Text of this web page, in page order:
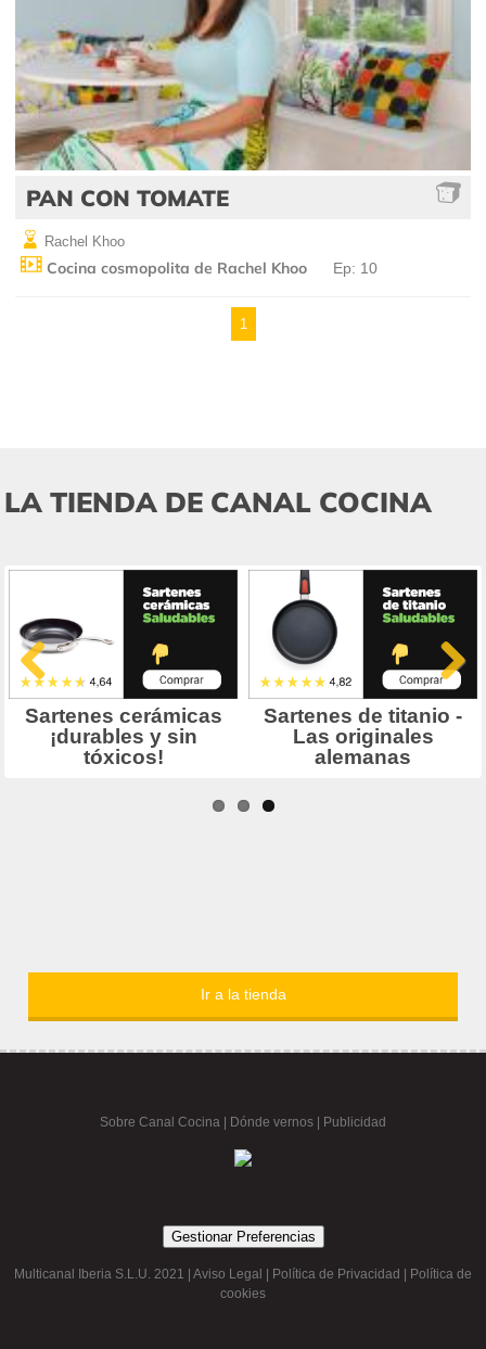
PAN CON TOMATE
Rachel Khoo
Cocina cosmopolita de Rachel Khoo Ep: 10
1
LA TIENDA DE CANAL COCINA
Ir a la tienda
Sobre Canal Cocina Dónde vernos | Publicidad
Gestionar Preferencias
Multicanal Iberia S.L.U. 2021 | Aviso Legal Política de Privacidad
Política de
cookies